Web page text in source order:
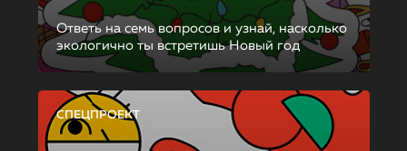
Ответь на семь вопросов и узнай, насколько
экологично ты встретишь Новый год
СПЕЦПРОЕКТ